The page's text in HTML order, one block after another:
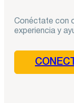
Conéctate con
experiencia y